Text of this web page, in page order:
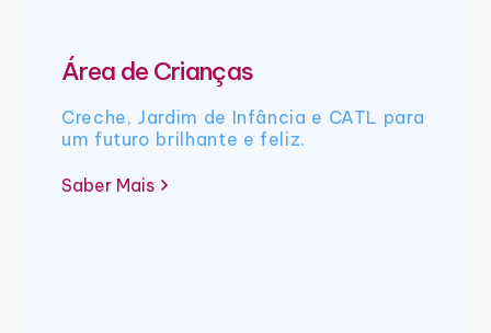
Área de Crianças
Creche, Jardim de Infância e CATL para
um futuro brilhante e feliz.
Saber Mais